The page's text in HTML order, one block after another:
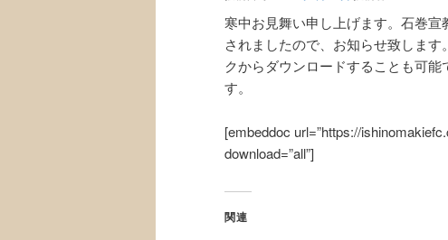
シ
ョ
ン
寒中お見舞い申し上げます。石巻
されましたので、お知らせ致しま
クからダウンロードすることも可
す。
[embeddoc url=”https://
download=”all”]
関連